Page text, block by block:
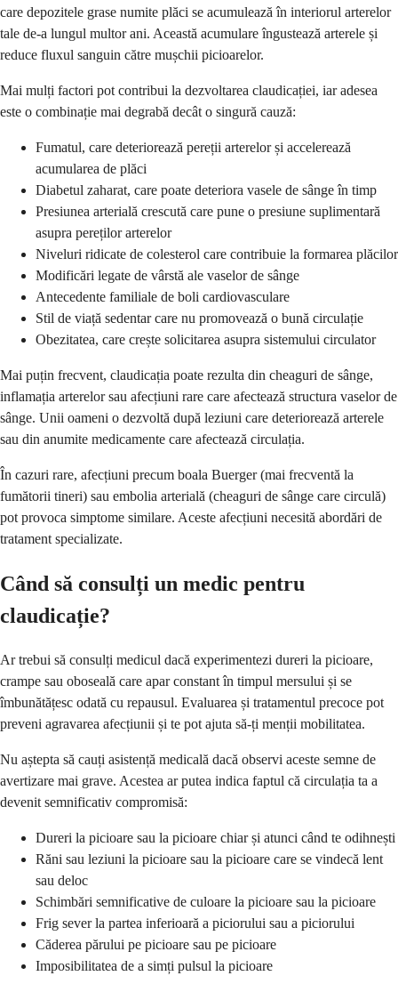
care depozitele grase numite plăci se acumulează în interiorul arterelor
tale de-a lungul multor ani. Această acumulare îngustează arterele și
reduce fluxul sanguin către mușchii picioarelor.
Mai mulți factori pot contribui la dezvoltarea claudicației, iar adesea
este o combinație mai degrabă decât o singură cauză:
Fumatul, care deteriorează pereții arterelor și accelerează
acumularea de plăci
Diabetul zaharat, care poate deteriora vasele de sânge în timp
Presiunea arterială crescută care pune o presiune suplimentară
asupra pereților arterelor
Niveluri ridicate de colesterol care contribuie la formarea plăcilor
Modificări legate de vârstă ale vaselor de sânge
Antecedente familiale de boli cardiovasculare
Stil de viață sedentar care nu promovează o bună circulație
Obezitatea, care crește solicitarea asupra sistemului circulator
Mai puțin frecvent, claudicația poate rezulta din cheaguri de sânge,
inflamația arterelor sau afecțiuni rare care afectează structura vaselor de
sânge. Unii oameni o dezvoltă după leziuni care deteriorează arterele
sau din anumite medicamente care afectează circulația.
În cazuri rare, afecțiuni precum boala Buerger (mai frecventă la
fumătorii tineri) sau embolia arterială (cheaguri de sânge care circulă)
pot provoca simptome similare. Aceste afecțiuni necesită abordări de
tratament specializate.
Când să consulți un medic pentru
claudicație?
Ar trebui să consulți medicul dacă experimentezi dureri la picioare,
crampe sau oboseală care apar constant în timpul mersului și se
îmbunătățesc odată cu repausul. Evaluarea și tratamentul precoce pot
preveni agravarea afecțiunii și te pot ajuta să-ți menții mobilitatea.
Nu aștepta să cauți asistență medicală dacă observi aceste semne de
avertizare mai grave. Acestea ar putea indica faptul că circulația ta a
devenit semnificativ compromisă:
Dureri la picioare sau la picioare chiar și atunci când te odihnești
Răni sau leziuni la picioare sau la picioare care se vindecă lent
sau deloc
Schimbări semnificative de culoare la picioare sau la picioare
Frig sever la partea inferioară a piciorului sau a piciorului
Căderea părului pe picioare sau pe picioare
Imposibilitatea de a simți pulsul la picioare